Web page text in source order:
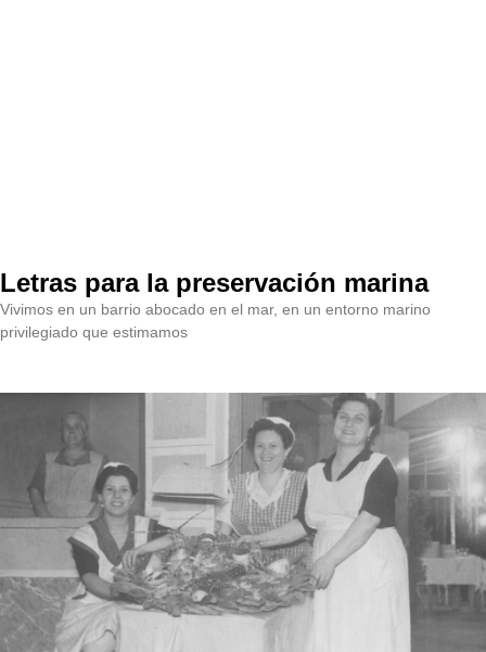
Letras para la preservación marina
Vivimos en un barrio abocado en el mar, en un entorno marino
privilegiado que estimamos